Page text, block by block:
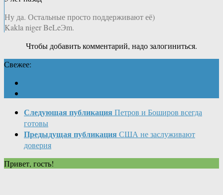
Ну да. Остальные просто поддерживают её)
Kakla niger BeLeЭm.
Чтобы добавить комментарий, надо залогиниться.
Свежее:
Следующая публикация Петров и Боширов всегда
готовы
Предыдущая публикация США не заслуживают
доверия
Привет, гость!